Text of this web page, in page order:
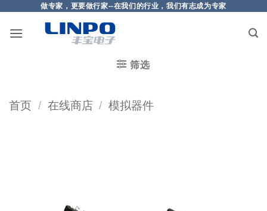
做专家，更要做行家--在我们的行业，我们有志成为专家
筛选
首页 / 在线商店 / 模拟器件